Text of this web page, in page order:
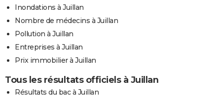
Inondations à Juillan
Nombre de médecins à Juillan
Pollution à Juillan
Entreprises à Juillan
Prix immobilier à Juillan
Tous les résultats officiels à Juillan
Résultats du bac à Juillan